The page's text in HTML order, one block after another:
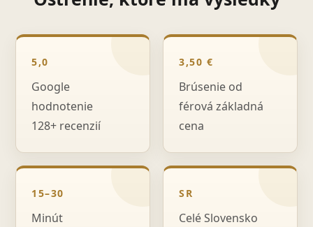
5,0
Google
hodnotenie
128+ recenzií
3,50 €
Brúsenie od
férová základná
cena
15–30
Minút
SR
Celé Slovensko